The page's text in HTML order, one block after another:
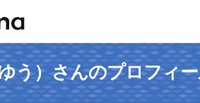
う）さんのプロフィ